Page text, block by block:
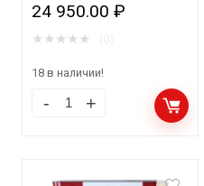
24 950.00₽
★ ★ ★ ★ ★
18 в наличии!